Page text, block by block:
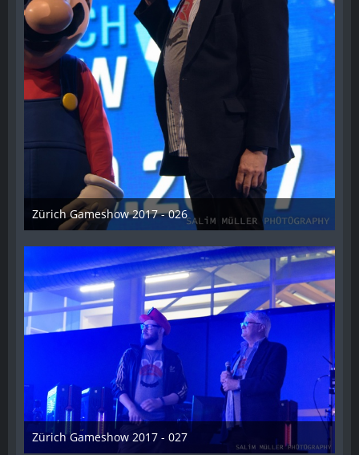
Zürich Gameshow 2017 - 026
28. Oktober 2017
Zürich Gameshow 2017 - 027